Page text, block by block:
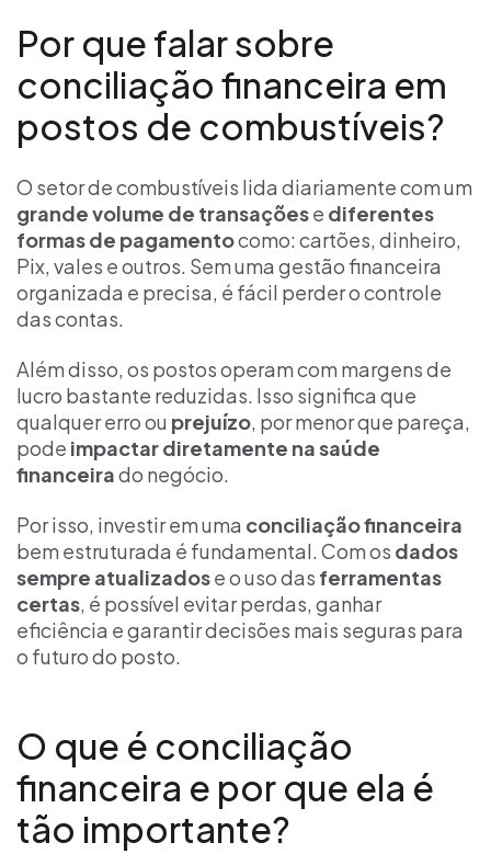
Por que falar sobre
conciliação financeira em
postos de combustíveis?
O setor de combustíveis lida diariamente com um
grande volume de transaçõese diferentes
formas de pagamentocomo: cartões, dinheiro,
Pix, vales e outros. Sem uma gestão financeira
organizada e precisa, é fácil perder o controle
das contas.
Além disso, os postos operam com margens de
lucro bastante reduzidas. Isso significa que
qualquer erro ou prejuízo , por menor que pareça,
pode impactar diretamente na saúde
financeirado negócio.
Por isso, investir em uma conciliação financeira
bem estruturada é fundamental. Com os dados
sempre atualizadose o uso das ferramentas
certas , é possível evitar perdas, ganhar
eficiência e garantir decisões mais seguras para
o futuro do posto.
O que é conciliação
financeira e por que ela é
tão importante?